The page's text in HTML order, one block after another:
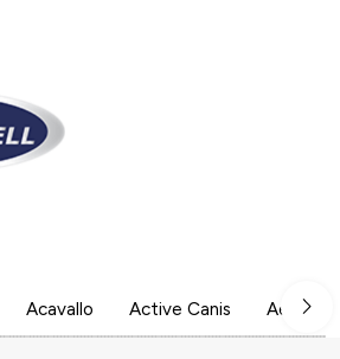
Acavallo Active Canis Aesculap